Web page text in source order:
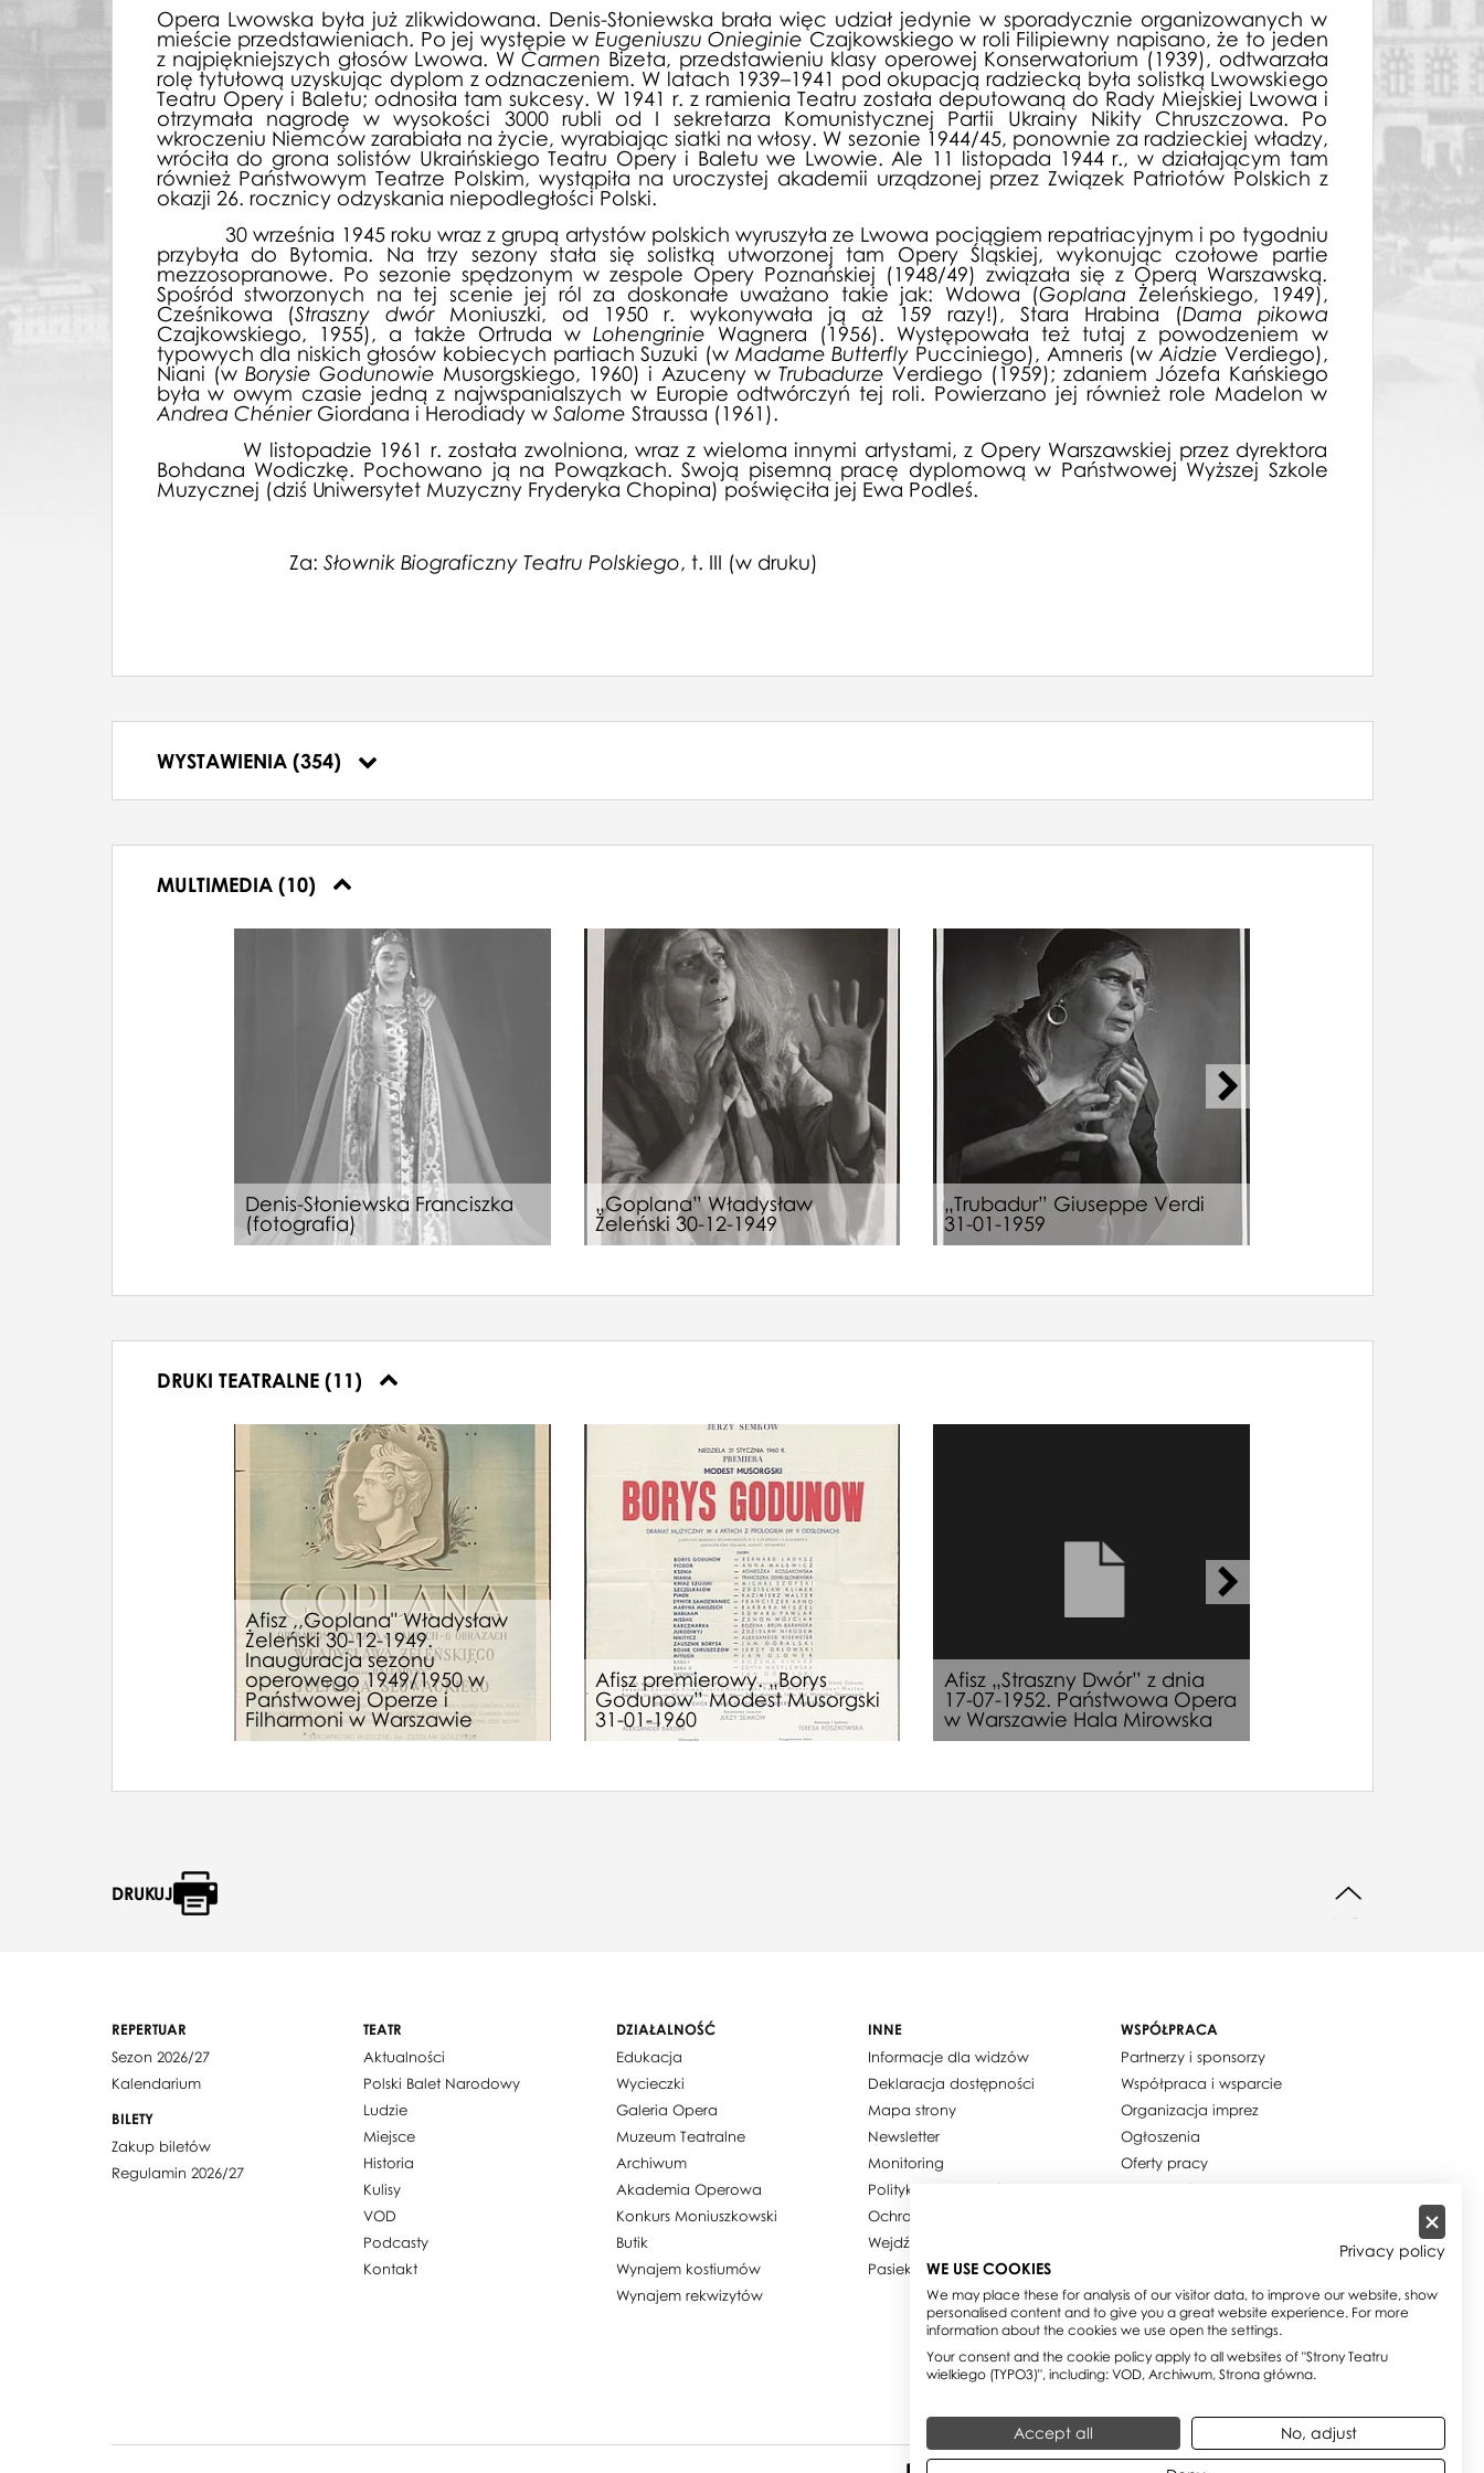
Opera Lwowska była już zlikwidowana. Denis-Słoniewska brała więc udział jedynie w sporadycznie organizowanych w
mieście przedstawieniach. Po jej występie w Eugeniuszu Onieginie Czajkowskiego w roli Filipiewny napisano, że to jeden
z najpiękniejszych głosów Lwowa. WCarmen Bizeta, przedstawieniu klasy operowej Konserwatorium (1939), odtwarzała
rolę tytułową uzyskując dyplom z odznaczeniem. W latach 1939–1941 pod okupacją radziecką była solistką Lwowskiego
Teatru Opery i Baletu; odnosiła tam sukcesy. W 1941 r. z ramienia Teatru została deputowaną do Rady Miejskiej Lwowa i
otrzymała nagrodę w wysokości 3000 rubli od I sekretarza Komunistycznej Partii Ukrainy Nikity Chruszczowa. Po
wkroczeniu Niemców zarabiała na życie, wyrabiając siatki na włosy. W sezonie 1944/45, ponownie za radzieckiej władzy,
wróciła do grona solistów Ukraińskiego Teatru Opery i Baletu we Lwowie. Ale 11 listopada 1944 r., w działającym tam
również Państwowym Teatrze Polskim, wystąpiła na uroczystej akademii urządzonej przez Związek Patriotów Polskich z
okazji 26. rocznicy odzyskania niepodległości Polski.
30 września 1945 roku wraz z grupą artystów polskich wyruszyła ze Lwowa pociągiem repatriacyjnym i po tygodniu
przybyła do Bytomia. Na trzy sezony stała się solistką utworzonej tam Opery Śląskiej, wykonując czołowe partie
mezzosopranowe. Po sezonie spędzonym w zespole Opery Poznańskiej (1948/49) związała się z Operą Warszawską.
Spośród stworzonych na tej scenie jej ról za doskonałe uważano takie jak: Wdowa (Goplana Żeleńskiego, 1949),
Cześnikowa (Straszny dwór Moniuszki, od 1950 r. wykonywała ją aż 159 razy!), Stara Hrabina (Dama pikowa
Czajkowskiego, 1955), a także Ortruda w Lohengrinie Wagnera (1956). Występowała też tutaj z powodzeniem w
typowych dla niskich głosów kobiecych partiach Suzuki (w Madame Butterfly Pucciniego), Amneris (w Aidzie Verdiego),
Niani (w Borysie Godunowie Musorgskiego, 1960) i Azuceny w Trubadurze Verdiego (1959); zdaniem Józefa Kańskiego
była w owym czasie jedną z najwspanialszych w Europie odtwórczyń tej roli. Powierzano jej również role Madelon w
Andrea Chénier Giordana i Herodiady w Salome Straussa (1961).
W listopadzie 1961 r. została zwolniona, wraz z wieloma innymi artystami, z Opery Warszawskiej przez dyrektora
Bohdana Wodiczkę. Pochowano ją na Powązkach. Swoją pisemną pracę dyplomową w Państwowej Wyższej Szkole
Muzycznej (dziś Uniwersytet Muzyczny Fryderyka Chopina) poświęciła jej Ewa Podleś.
Za: Słownik Biograficzny Teatru Polskiego, t. III (w druku)
WYSTAWIENIA (354)
31.12.1960, Państwowa Opera w Warszawie, Straszny dwór
08.01.1961, Państwowa Opera w Warszawie, Straszny dwór
13.01.1961, Państwowa Opera w Warszawie, Borys Godunow
17.01.1961, Państwowa Opera w Warszawie, Straszny dwór
20.01.1961, Państwowa Opera w Warszawie, Borys Godunow
03.02.1961, Państwowa Opera w Warszawie, Borys Godunow
23.02.1961, Państwowa Opera w Warszawie, Straszny dwór
26.02.1961, Państwowa Opera w Warszawie, Borys Godunow
01.03.1961, Państwowa Opera w Warszawie, Straszny dwór
03.03.1961, Państwowa Opera w Warszawie, Trubadur
05.03.1961, Państwowa Opera w Warszawie, Borys Godunow
11.03.1961, Państwowa Opera w Warszawie, Borys Godunow
19.03.1961, Państwowa Opera w Warszawie, Borys Godunow
25.03.1961, Państwowa Opera w Warszawie, Borys Godunow
18.04.1961, Państwowa Opera w Warszawie, André Chénier
23.04.1961, Państwowa Opera w Warszawie, Borys Godunow
07.05.1961, Państwowa Opera w Warszawie, Borys Godunow
13.05.1961, Państwowa Opera w Warszawie, Borys Godunow
16.05.1961, Państwowa Opera w Warszawie, Straszny dwór
04.06.1961, Państwowa Opera w Warszawie, Borys Godunow
06.06.1961, Państwowa Opera w Warszawie, Borys Godunow
02.07.1961, Państwowa Opera w Warszawie, Salome
07.07.1961, Państwowa Opera w Warszawie, Salome
01.10.1961, Państwowa Opera w Warszawie, Salome
10.11.1961, Państwowa Opera w Warszawie, Salome
13.12.1961, Państwowa Opera w Warszawie, Straszny dwór
MULTIMEDIA (10)
Denis-Słoniewska Franciszka
(fotografia)
„Goplana” Władysław
Żeleński 30-12-1949
„Trubadur” Giuseppe Verdi
31-01-1959
DRUKI TEATRALNE (11)
Afisz ,,Goplana" Władysław
Żeleński 30-12-1949.
Inauguracja sezonu
operowego 1949/1950 w
Państwowej Operze i
Filharmoni w Warszawie
Afisz premierowy. „Borys
Godunow” Modest Musorgski
31-01-1960
Afisz „Straszny Dwór” z dnia
17-07-1952. Państwowa Opera
w Warszawie Hala Mirowska
DRUKUJ
REPERTUAR
Sezon 2026/27
Kalendarium
BILETY
Zakup biletów
Regulamin 2026/27
TEATR
Aktualności
Polski Balet Narodowy
Ludzie
Miejsce
Historia
Kulisy
VOD
Podcasty
Kontakt
DZIAŁALNOŚĆ
Edukacja
Wycieczki
Galeria Opera
Muzeum Teatralne
Archiwum
Akademia Operowa
Konkurs Moniuszkowski
Butik
Wynajem kostiumów
Wynajem rekwizytów
INNE
Informacje dla widzów
Deklaracja dostępności
Mapa strony
Newsletter
Monitoring
Polityka prywatności / Cookies
Ochrona danych osobowych
Wejdź w obiektyw
Pasieka w Teatrze
WSPÓŁPRACA
Partnerzy i sponsorzy
Współpraca i wsparcie
Organizacja imprez
Ogłoszenia
Oferty pracy
Dla mediów
Biuletyn Informacji Publicznej
Privacy policy
WE USE COOKIES
We may place these for analysis of our visitor data, to improve our website, show
personalised content and to give you a great website experience. For more
information about the cookies we use open the settings.
Your consent and the cookie policy apply to all websites of "Strony Teatru
wielkiego (TYPO3)", including: VOD, Archiwum, Strona główna.
Accept all No, adjust